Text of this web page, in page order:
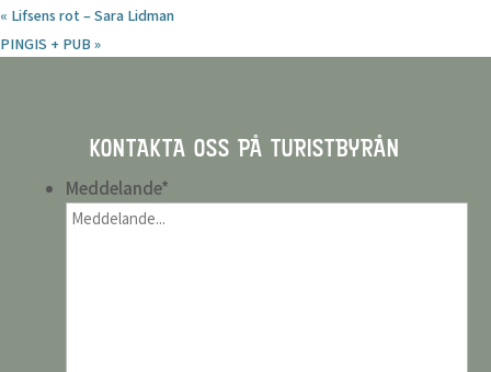
« Lifsens rot – Sara Lidman
PINGIS + PUB »
KONTAKTA OSS PÅ TURISTBYRÅN
Meddelande*